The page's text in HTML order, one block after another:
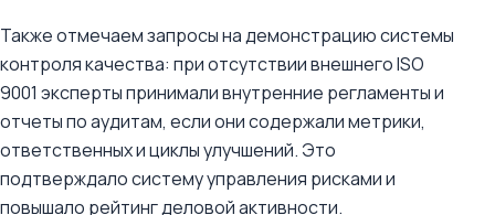
Также отмечаем запросы на демонстрацию системы
контроля качества: при отсутствии внешнего ISO
9001 эксперты принимали внутренние регламенты и
отчеты по аудитам, если они содержали метрики,
ответственных и циклы улучшений. Это
подтверждало систему управления рисками и
повышало рейтинг деловой активности.